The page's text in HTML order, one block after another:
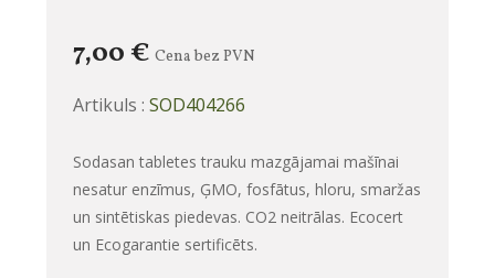
7,00 € Cena bez PVN
Artikuls : SOD404266
Sodasan tabletes trauku mazgājamai mašīnai
nesatur enzīmus, ĢMO, fosfātus, hloru, smaržas
un sintētiskas piedevas. CO2 neitrālas. Ecocert
un Ecogarantie sertificēts.